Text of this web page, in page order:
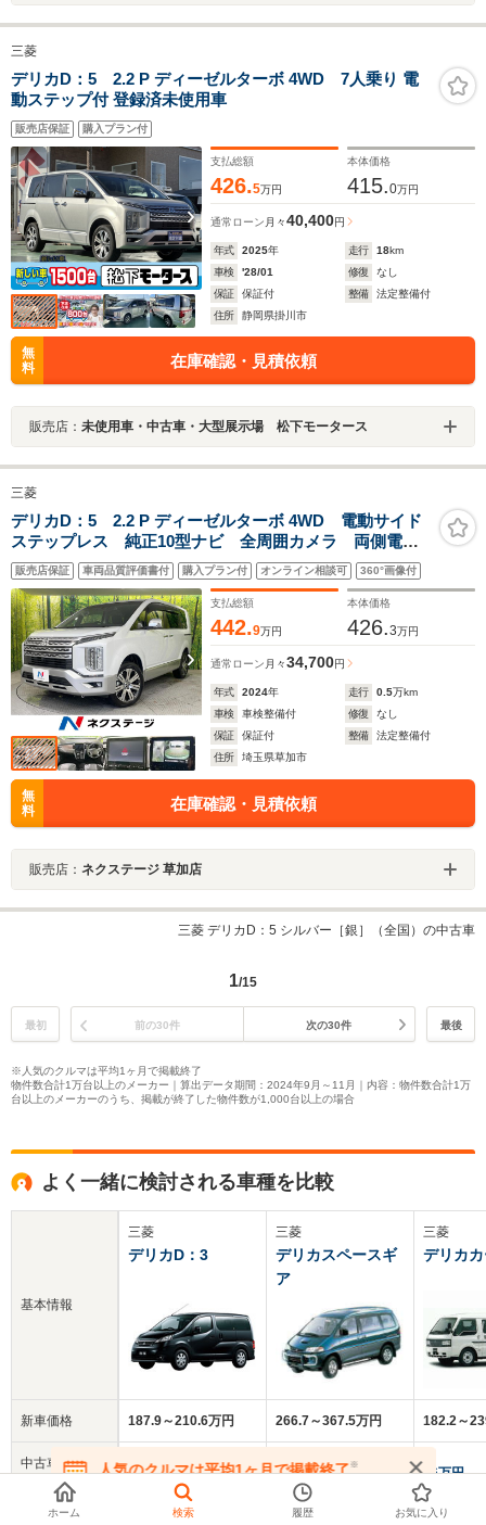
三菱
デリカD：5 2.2 P ディーゼルターボ 4WD 7人乗り 電
動ステップ付 登録済未使用車
販売店保証 購入プラン付
支払総額
426.5万円
本体価格
415.0万円
通常ローン 月々40,400円
年式 2025年 走行 18km
車検
'28/01 修復
なし
保証
保証付 整備
法定整備付
住所
静岡県掛川市
無
料
在庫確認・見積依頼
販売店： 未使用車・中古車・大型展示場 松下モータース
三菱
デリカD：5 2.2 P ディーゼルターボ 4WD 電動サイド
ステップレス 純正10型ナビ 全周囲カメラ 両側電動
スライドドア e-アシスト レーダークルーズ 禁煙車
電動リアゲート パワーシート シートヒーター ビル
トインETC 純正18インチAW
販売店保証 車両品質評価書付 購入プラン付 オンライン相談可 360°画像付
支払総額
442.9万円
本体価格
426.3万円
通常ローン 月々34,700円
年式 2024年 走行 0.5万km
車検
車検整備付 修復
なし
保証
保証付 整備
法定整備付
住所
埼玉県草加市
無
料
在庫確認・見積依頼
販売店： ネクステージ 草加店
三菱 デリカD：5 シルバー［銀］（全国）の中古車
1/15
最初 前の30件 次の30件 最後
※人気のクルマは平均1ヶ月で掲載終了
物件数合計1万台以上のメーカー｜算出データ期間：2024年9月～11月｜内容：物件数合計1万
台以上のメーカーのうち、掲載が終了した物件数が1,000台以上の場合
よく一緒に検討される車種を比較
基本情報
新車価格
中古車
平均価格
三菱
デリカD：3
187.9～210.6万円
104.3万円
三菱
デリカスペースギ
ア
266.7～367.5万円
130.3万円
三菱
デリカ
182.2～
96万円
人気のクルマは平均1ヶ月で掲載終了※
在庫が無くなる前にお問い合わせください
ホーム 検索 履歴 お気に入り